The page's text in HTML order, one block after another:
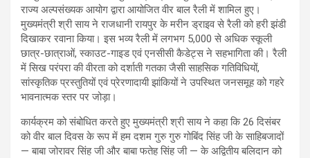
राज्य अल्पसंख्यक आयोग द्वारा आयोजित वीर बाल रैली में शामिल हुए।
मुख्यमंत्री श्री साय ने राजधानी रायपुर के मरीन ड्राइव से रैली को हरी झंडी
दिखाकर रवाना किया। इस भव्य रैली में लगभग 5,000 से अधिक स्कूली
छात्र-छात्राओं, स्काउट-गाइड एवं एनसीसी कैडेट्स ने सहभागिता की। रैली
में सिख परंपरा की वीरता को दर्शाती गतका जैसी साहसिक गतिविधियों,
सांस्कृतिक प्रस्तुतियों एवं प्रेरणादायी झांकियों ने उपस्थित जनसमूह को गहरे
भावनात्मक स्तर पर जोड़ा।
कार्यक्रम को संबोधित करते हुए मुख्यमंत्री श्री साय ने कहा कि 26 दिसंबर
को वीर बाल दिवस के रूप में हम दशम गुरु गुरु गोबिंद सिंह जी के साहिबजादों
— बाबा जोरावर सिंह जी और बाबा फतेह सिंह जी — के अद्वितीय बलिदान को